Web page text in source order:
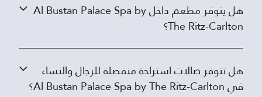
هل يتوفر مطعم داخل Al Bustan Palace Spa by
The Ritz-Carlton؟
هل تتوفر صالات استراحة منفصلة للرجال والنساء
في Al Bustan Palace Spa by The Ritz-Carlton؟